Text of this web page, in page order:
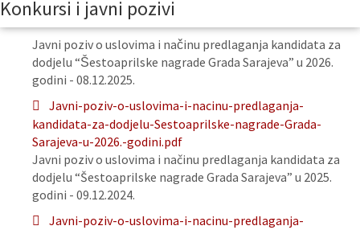
Konkursi i javni pozivi
Javni poziv o uslovima i načinu predlaganja kandidata za
dodjelu “Šestoaprilske nagrade Grada Sarajeva” u 2026.
godini - 08.12.2025.
Javni-poziv-o-uslovima-i-nacinu-predlaganja-
kandidata-za-dodjelu-Sestoaprilske-nagrade-Grada-
Sarajeva-u-2026.-godini.pdf
Javni poziv o uslovima i načinu predlaganja kandidata za
dodjelu “Šestoaprilske nagrade Grada Sarajeva” u 2025.
godini - 09.12.2024.
Javni-poziv-o-uslovima-i-nacinu-predlaganja-